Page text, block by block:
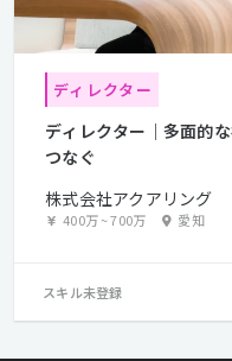
ディレクター
ディレクター｜多面的
つなぐ
株式会社アクアリング
400万~700万 愛知
スキル未登録